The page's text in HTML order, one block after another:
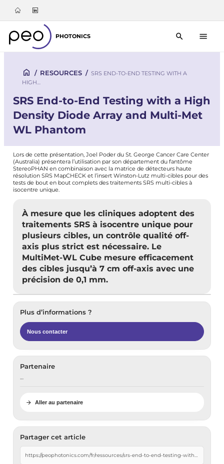
PHOTONICS
/ RESOURCES / SRS END-TO-END TESTING WITH A
HIGH…
SRS End-to-End Testing with a High
Density Diode Array and Multi-Met
WL Phantom
Lors de cette présentation, Joel Poder du St. George Cancer Care Center
(Australia) présentera l’utilisation par son département du fantôme
StereoPHAN en combinaison avec la matrice de détecteurs haute
résolution SRS MapCHECK et l’insert Winston-Lutz multi-cibles pour des
tests de bout en bout complets des traitements SRS multi-cibles à
isocentre unique.
À mesure que les cliniques adoptent des
traitements SRS à isocentre unique pour
plusieurs cibles, un contrôle qualité off-
axis plus strict est nécessaire. Le
MultiMet-WL Cube mesure efficacement
des cibles jusqu’à 7 cm off-axis avec une
précision de 0,1 mm.
Plus d’informations ?
Nous contacter
Partenaire
…
Aller au partenaire
Partager cet article